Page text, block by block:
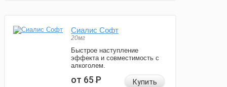
Сиалис Софт
20мг
Быстрое наступление
эффекта и совместимость с
алкоголем.
от 65Р Купить